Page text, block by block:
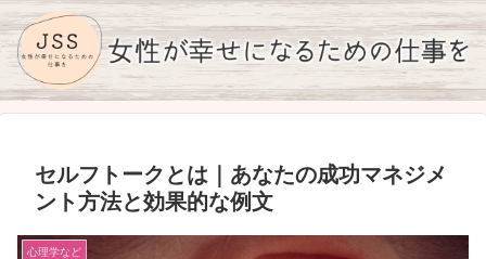
セルフトークとは｜あなたの成功マネジメ
ント方法と効果的な例文
心理学など